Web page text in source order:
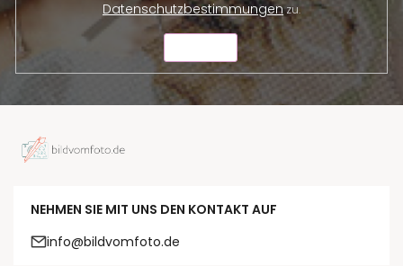
Datenschutzbestimmungenzu.
NEHMEN SIE MIT UNS DEN KONTAKT AUF
info@bildvomfoto.de